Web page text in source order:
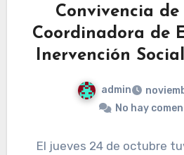
Convivencia de
Coordinadora de
Inervención
admin
No hay
El jueves 24 de octubre